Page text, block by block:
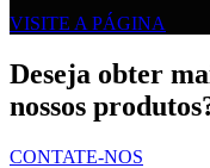
VISITE A PÁGINA
Deseja obter
nossos
CONTATE-NOS